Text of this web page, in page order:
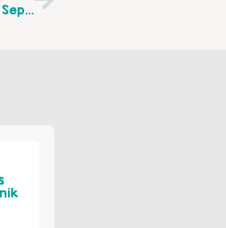
La Prochaine Rencontre Du Café Des Parents Sur Fruges En Septembre 2024